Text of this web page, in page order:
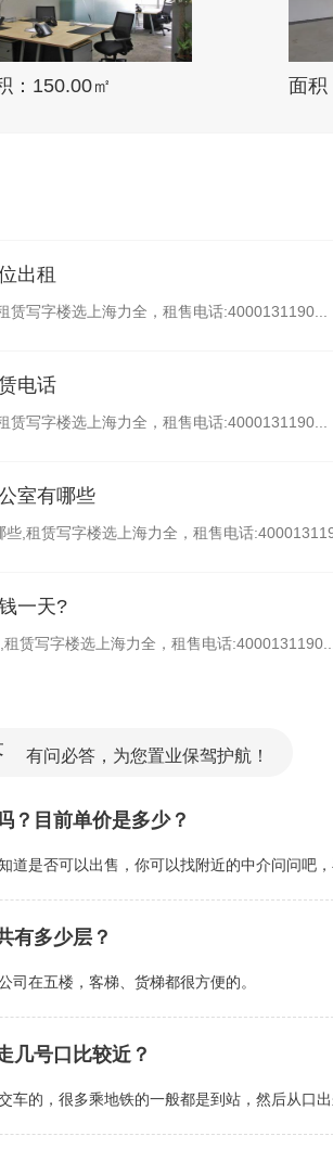
：150.00㎡ 面积
出租
赁写字楼选上海力全，租售电话:4000131190...
电话
赁写字楼选上海力全，租售电话:4000131190...
室有哪些
些,租赁写字楼选上海力全，租售电话
一天?
赁写字楼选上海力全，租售电话:4000131190...
有问必答，为您置业保驾护航！
？目前单价是多少？
道是否可以出售，你可以找附近的中介问问吧
有多少层？
司在五楼，客梯、货梯都很方便的。
几号口比较近？
车的，很多乘地铁的一般都是到站，然后从口